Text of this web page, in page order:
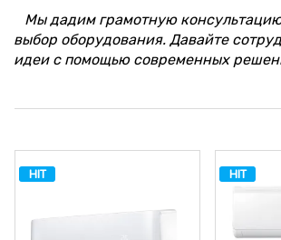
Мы дадим грамотную
выбор оборудования. Давайте
идеи с помощью современных
HIT HIT